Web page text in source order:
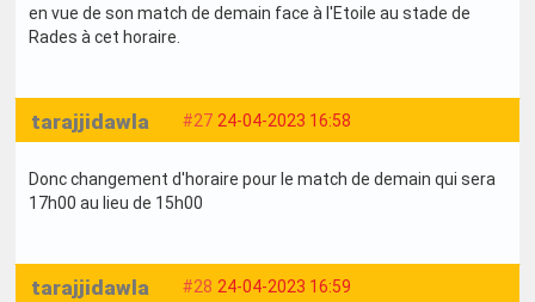
en vue de son match de demain face à l'Etoile au stade de
Rades à cet horaire.
#27 24-04-2023 16:58
tarajjidawla
Donc changement d'horaire pour le match de demain qui sera
17h00 au lieu de 15h00
#28 24-04-2023 16:59
tarajjidawla